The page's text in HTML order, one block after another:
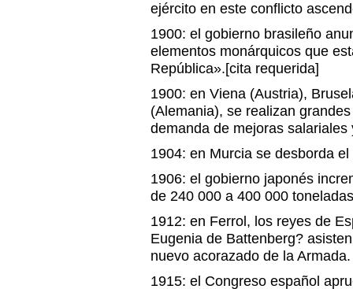
ejército en este conflicto
1900: el gobierno brasileño
elementos monárquicos que
República».[cita requerida]
1900: en Viena (Austria),
(Alemania), se realizan
demanda de mejoras salariales
1904: en Murcia se desborda
1906: el gobierno japonés
de 240 000 a 400 000
1912: en Ferrol, los reyes de
Eugenia de Battenberg?
nuevo acorazado de la Armada.
1915: el Congreso español